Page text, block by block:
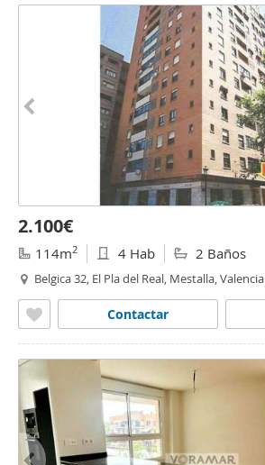
2.100€
114m2 4 Hab 2 Baños
Belgica 32, El Pla del Real, Mestalla, Valencia
Contactar